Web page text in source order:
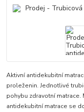
Aktivní antidekubitní
proleženin. Jednotlivé
pohybu zdravotní
antidekubitní matrace se